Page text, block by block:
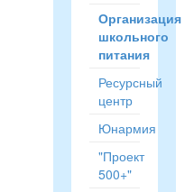
Организация
школьного
питания
Ресурсный
центр
Юнармия
"Проект
500+"